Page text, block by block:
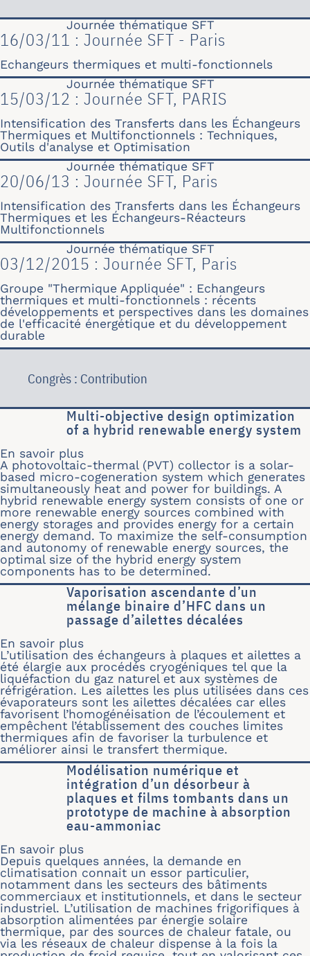
Journée thématique SFT
16/03/11 : Journée SFT - Paris
Echangeurs thermiques et multi-fonctionnels
Journée thématique SFT
15/03/12 : Journée SFT, PARIS
Intensification des Transferts dans les Échangeurs
Thermiques et Multifonctionnels : Techniques,
Outils d'analyse et Optimisation
Journée thématique SFT
20/06/13 : Journée SFT, Paris
Intensification des Transferts dans les Échangeurs
Thermiques et les Échangeurs-Réacteurs
Multifonctionnels
Journée thématique SFT
03/12/2015 : Journée SFT, Paris
Groupe "Thermique Appliquée" : Echangeurs
thermiques et multi-fonctionnels : récents
développements et perspectives dans les domaines
de l'efficacité énergétique et du développement
durable
Congrès : Contribution
Multi-objective design optimization
of a hybrid renewable energy system
En savoir plus
A photovoltaic-thermal (PVT) collector is a solar-
based micro-cogeneration system which generates
simultaneously heat and power for buildings. A
hybrid renewable energy system consists of one or
more renewable energy sources combined with
energy storages and provides energy for a certain
energy demand. To maximize the self-consumption
and autonomy of renewable energy sources, the
optimal size of the hybrid energy system
components has to be determined.
Vaporisation ascendante d’un
mélange binaire d’HFC dans un
passage d’ailettes décalées
En savoir plus
L’utilisation des échangeurs à plaques et ailettes a
été élargie aux procédés cryogéniques tel que la
liquéfaction du gaz naturel et aux systèmes de
réfrigération. Les ailettes les plus utilisées dans ces
évaporateurs sont les ailettes décalées car elles
favorisent l’homogénéisation de l’écoulement et
empêchent l’établissement des couches limites
thermiques afin de favoriser la turbulence et
améliorer ainsi le transfert thermique.
Modélisation numérique et
intégration d’un désorbeur à
plaques et films tombants dans un
prototype de machine à absorption
eau-ammoniac
En savoir plus
Depuis quelques années, la demande en
climatisation connait un essor particulier,
notamment dans les secteurs des bâtiments
commerciaux et institutionnels, et dans le secteur
industriel. L’utilisation de machines frigorifiques à
absorption alimentées par énergie solaire
thermique, par des sources de chaleur fatale, ou
via les réseaux de chaleur dispense à la fois la